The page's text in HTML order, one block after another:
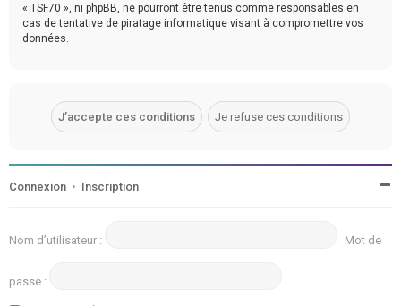
« TSF70 », ni phpBB, ne pourront être tenus comme responsables en
cas de tentative de piratage informatique visant à compromettre vos
données.
Connexion • Inscription
Nom d’utilisateur : Mot de
passe :